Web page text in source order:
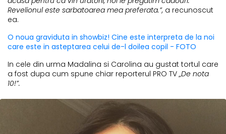
Revelionul este sarbatoarea mea preferata.”, a recunoscut
ea.
O noua graviduta in showbiz! Cine este interpreta de la noi
care este in asteptarea celui de-l doilea copil - FOTO
In cele din urma Madalina si Carolina au gustat tortul care
a fost dupa cum spune chiar reporterul PRO TV „De nota
10!”.